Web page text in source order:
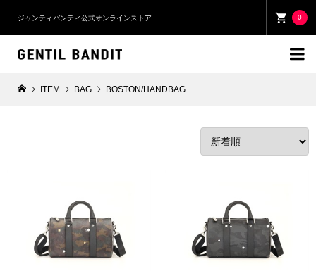
ジャンティバンティ公式オンラインストア 0

ITEM BAG BOSTON/HANDBAG